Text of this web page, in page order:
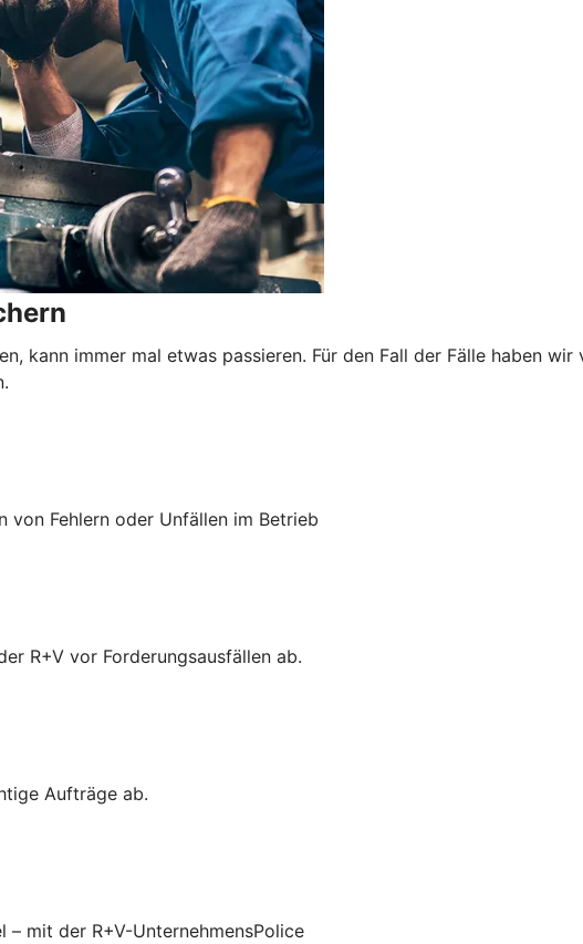
kann immer mal etwas passieren. Für den Fall der Fälle haben
von Fehlern oder Unfällen im Betrieb
R+V vor Forderungsausfällen ab.
Aufträge ab.
mit der R+V-UnternehmensPolice